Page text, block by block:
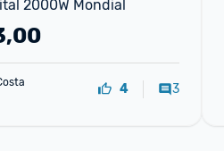
2000W Mondial
4 3